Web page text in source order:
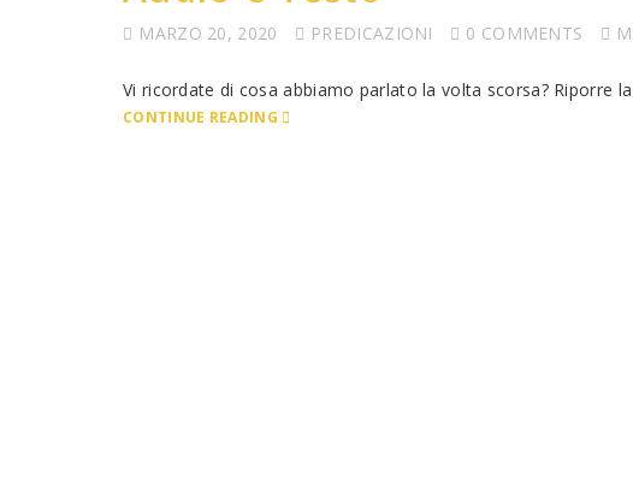
MARZO 20, 2020 PREDICAZIONI 0 COMMENTS
Vi ricordate di cosa abbiamo parlato la volta scorsa? Riporre
CONTINUE READING